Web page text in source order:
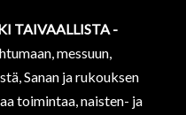
TAIVAALLISTA -
messuun,
Sanan ja rukouksen
toimintaa, naisten- ja